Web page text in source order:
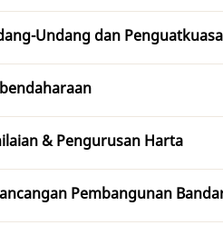
Undang dan
& Pengurusan Harta
Pembangunan